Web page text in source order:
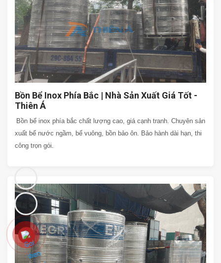
Bồn Bể Inox Phía Bắc | Nhà Sản Xuất Giá Tốt -
Thiên Á
Bồn bể inox phía bắc chất lượng cao, giá cạnh tranh. Chuyên sản
xuất bể nước ngầm, bể vuông, bồn bảo ôn. Bảo hành dài hạn, thi
công trọn gói.